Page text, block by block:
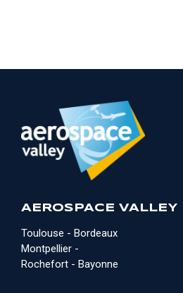
AEROSPACE VALLEY
Toulouse - Bordeaux
Montpellier -
Rochefort - Bayonne